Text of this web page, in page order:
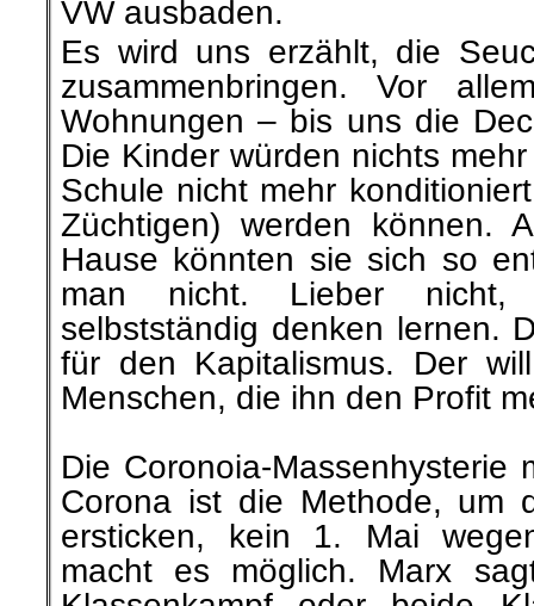
VW ausbaden.
Es wird uns erzählt, die
zusammenbringen. Vor
Wohnungen – bis uns die
Die Kinder würden nichts
Schule nicht mehr
Züchtigen) werden können.
Hause könnten sie sich so
man nicht. Lieber
selbstständig denken lernen.
für den Kapitalismus. Der
Menschen, die ihn den Profit
Die Coronoia-Massenhysterie
Corona ist die Methode, um
ersticken, kein 1. Mai
macht es möglich. Marx